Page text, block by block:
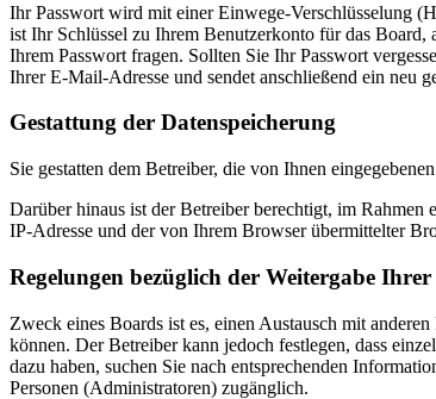
Ihr Passwort wird mit einer Einwege-Verschlüsselung
ist Ihr Schlüssel zu Ihrem Benutzerkonto für das
Ihrem Passwort fragen. Sollten Sie Ihr Passwort
Ihrer E-Mail-Adresse und sendet anschließend ein neu
Gestattung der Datenspeicherung
Sie gestatten dem Betreiber, die von Ihnen
Darüber hinaus ist der Betreiber berechtigt, im
IP-Adresse und der von Ihrem Browser übermittelter
Regelungen bezüglich der Weitergabe Ihrer
Zweck eines Boards ist es, einen Austausch mit
können. Der Betreiber kann jedoch festlegen, dass
dazu haben, suchen Sie nach entsprechenden
Personen (Administratoren) zugänglich.